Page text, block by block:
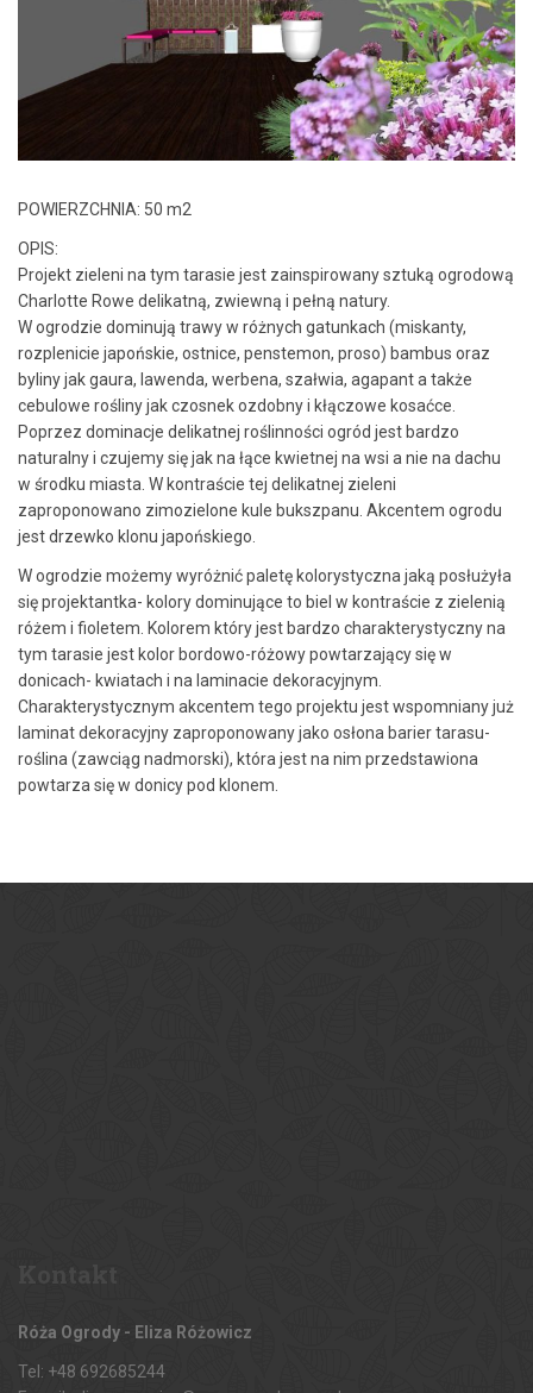
POWIERZCHNIA: 50 m2
OPIS:
Projekt zieleni na tym tarasie jest zainspirowany sztuką ogrodową
Charlotte Rowe delikatną, zwiewną i pełną natury.
W ogrodzie dominują trawy w różnych gatunkach (miskanty,
rozplenicie japońskie, ostnice, penstemon, proso) bambus oraz
byliny jak gaura, lawenda, werbena, szałwia, agapant a także
cebulowe rośliny jak czosnek ozdobny i kłączowe kosaćce.
Poprzez dominacje delikatnej roślinności ogród jest bardzo
naturalny i czujemy się jak na łące kwietnej na wsi a nie na dachu
w środku miasta. W kontraście tej delikatnej zieleni
zaproponowano zimozielone kule bukszpanu. Akcentem ogrodu
jest drzewko klonu japońskiego.
W ogrodzie możemy wyróżnić paletę kolorystyczna jaką posłużyła
się projektantka- kolory dominujące to biel w kontraście z zielenią
różem i fioletem. Kolorem który jest bardzo charakterystyczny na
tym tarasie jest kolor bordowo-różowy powtarzający się w
donicach- kwiatach i na laminacie dekoracyjnym.
Charakterystycznym akcentem tego projektu jest wspomniany już
laminat dekoracyjny zaproponowany jako osłona barier tarasu-
roślina (zawciąg nadmorski), która jest na nim przedstawiona
powtarza się w donicy pod klonem.
Róża Ogrody - Eliza Różowicz
Tel: +48 692685244